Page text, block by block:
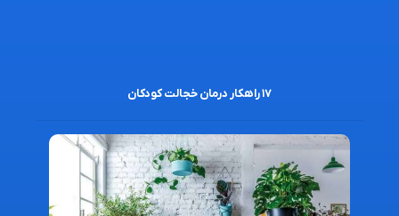
۱۷ راهکار درمان خجالت کودکان